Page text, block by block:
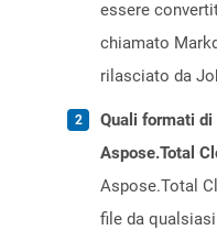
essere
chiamato
rilasciato da
Quali formati
Aspose.Total
Aspose.Total
file da